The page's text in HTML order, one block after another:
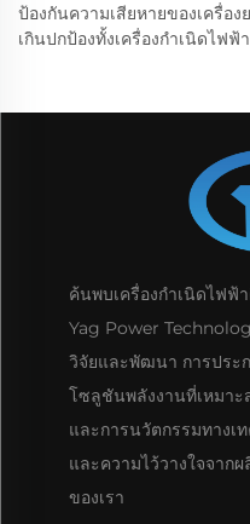
ป้องกันความเสียหายของเครื่อ
เกินปกป้องทั้งเครื่องกำเนิดไฟ
ค้นพบเครื่องกำเนิดไฟ
Yag Power
วิจัยและพัฒนา การประ
โซลูชันพลังงานที่เหมา
และการนวัตกรรมทางเ
และความไว้วางใจจา
ของเรา